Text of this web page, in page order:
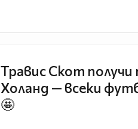
Травис Скот
Холанд — всеки
🤩